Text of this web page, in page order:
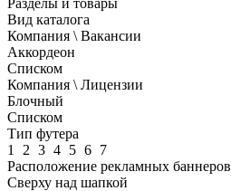
Разделы и товары
Вид каталога
Компания \ Вакансии
Аккордеон
Списком
Компания \ Лицензии
Блочный
Списком
Тип футера
1
2 3 4 5 6 7
Расположение рекламных баннеров
Сверху над шапкой